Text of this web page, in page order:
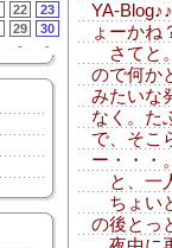
22
23
29
30
- -
YA-
ょーかね
さてと
ので何か
みたいな
なく。た
で、そこ
ー・・・
と、一
ちょい
の後とっ